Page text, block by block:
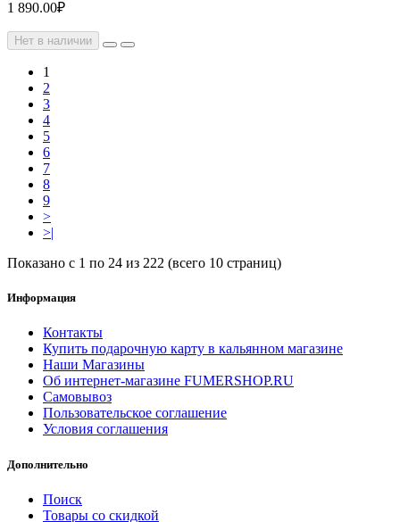
1 890.00₽
Нет в наличии
1
2
3
4
5
6
7
8
9
>
>|
Показано с 1 по 24 из 222 (всего 10 страниц)
Информация
Контакты
Купить подарочную карту в кальянном магазине
Наши Магазины
Об интернет-магазине FUMERSHOP.RU
Самовывоз
Пользовательское соглашение
Условия соглашения
Дополнительно
Поиск
Товары со скидкой